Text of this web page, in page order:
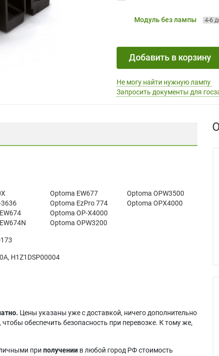
Модуль без лампы 4-6
Добавить в корзину
Не могу найти нужную лампу
Запросить документы для
3636
Optoma EW677
Optoma EzPro 774
Optoma OP-X4000
Optoma OPW3200
Optoma OPW3500
Optoma OPX4000
H1Z1DSP00004
Цены указаны уже с доставкой, ничего дополнительно
обеспечить безопасность при перевозке. К тому же,
при получении в любой город РФ стоимость